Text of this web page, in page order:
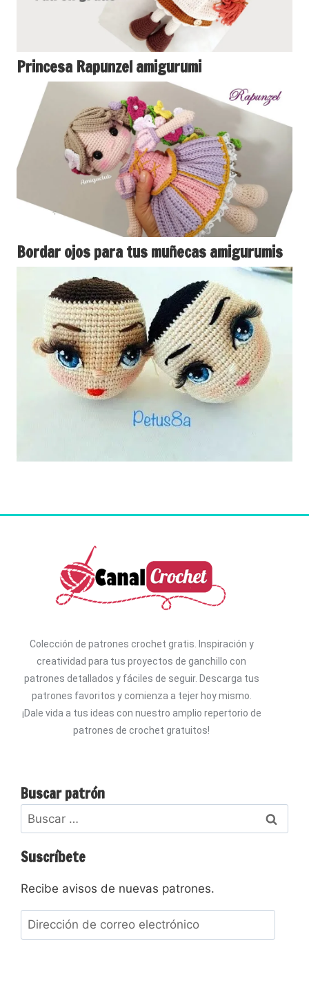
Princesa Rapunzel amigurumi
Bordar ojos para tus muñecas amigurumis
Colección de patrones crochet gratis. I nspiración y
creatividad para tus proyectos de ganchillo con
patrones detallados y fáciles de seguir. Descarga tus
patrones favoritos y comienza a tejer hoy mismo.
¡Dale vida a tus ideas con nuestro amplio repertorio de
patrones de crochet gratuitos!
Buscar patrón
Suscríbete
Recibe avisos de nuevas patrones.